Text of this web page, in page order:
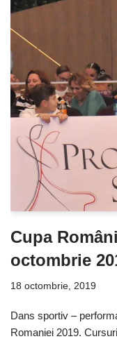
Cupa
octombrie
18 octombrie, 2019
Dans sportiv –
Romaniei 2019.